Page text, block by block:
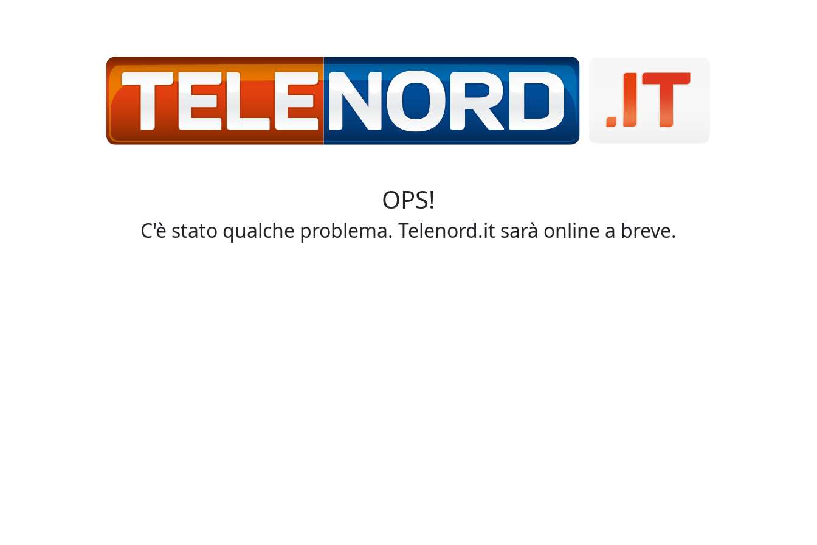
OPS!
C'è stato qualche problema. Telenord.it sarà online a breve.